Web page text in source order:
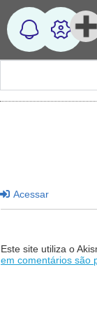
Acessar
Este site utiliza o
em comentários são